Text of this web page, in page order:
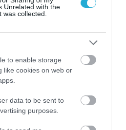
Unrelated with the
collected.
to enable storage
like cookies on web or
data to be sent to
purposes.
οικονομία. Διαθέτει εμπειρία στη
κάλυψη οικονομικού και
ρεπορτάζ, καθώς και στη σύνταξη
ΠΡΟΦΙΛ →
TASTE AWARDS